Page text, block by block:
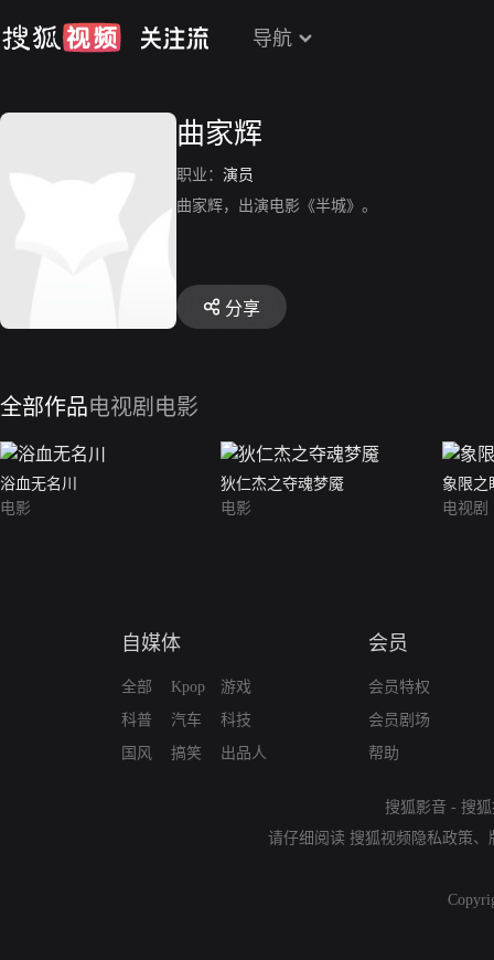
导航
曲家辉
职业： 演员
曲家辉，出演电影《半城》。
分享
全部作品电视剧 电影
浴血无名川
电影
狄仁杰之夺魂梦魇
电影
象限之
电视剧
自媒体
全部
科普
国风
Kpop
汽车
搞笑
游戏
科技
出品人
会员
会员特权
会员剧场
帮助
搜狐影音 - 搜
请仔细阅读 搜狐视频隐私政策、